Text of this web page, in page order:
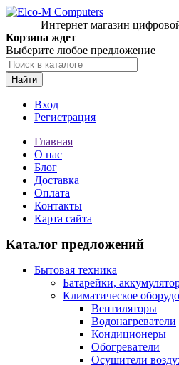
Интернет магазин
Корзина ждет
Выберите любое предложение
Найти
Вход
Регистрация
Главная
О нас
Блог
Доставка
Оплата
Контакты
Карта сайта
Каталог предложений
Бытовая техника
Батарейки,
Климатическое
Вентиляторы
Водонагреватели
Кондиционеры
Обогреватели
Осушители